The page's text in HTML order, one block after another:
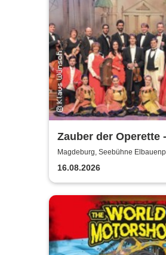
Zauber der Operette
Operetten Revue mit
Ballett und Orchester
Magdeburg, Seebühne
16.08.2026